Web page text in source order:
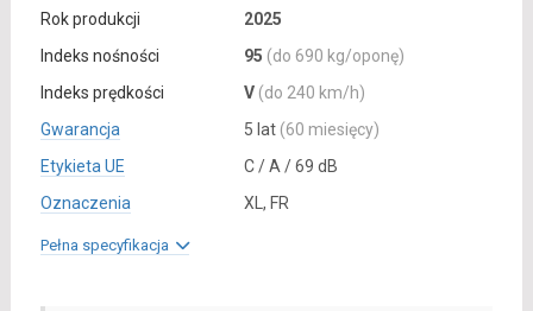
Rok produkcji
2025
Indeks nośności
95 (do 690 kg/oponę)
Indeks prędkości
V (do 240 km/h)
Gwarancja
5 lat (60 miesięcy)
Etykieta UE
C / A / 69 dB
Oznaczenia
XL, FR
Pełna specyfikacja